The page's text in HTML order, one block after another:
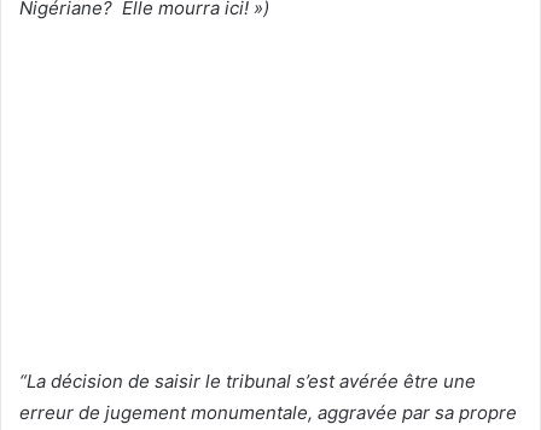
Nigériane? Elle mourra ici! »)
“La décision de saisir le tribunal s’est avérée être une
erreur de jugement monumentale, aggravée par sa propre